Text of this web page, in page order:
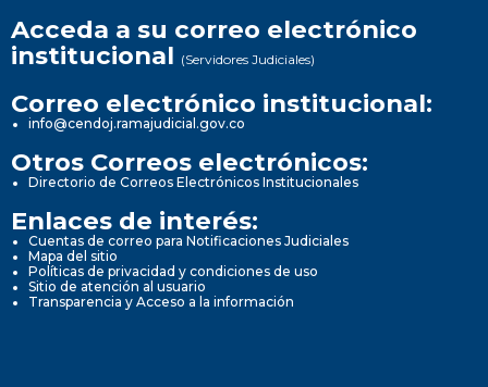
Acceda a su correo electrónico
institucional (Servidores Judiciales)
Correo electrónico institucional:
info@cendoj.ramajudicial.gov.co
Otros Correos electrónicos:
Directorio de Correos Electrónicos Institucionales
Enlaces de interés:
Cuentas de correo para Notificaciones Judiciales
Mapa del sitio
Políticas de privacidad y condiciones de uso
Sitio de atención al usuario
Transparencia y Acceso a la información